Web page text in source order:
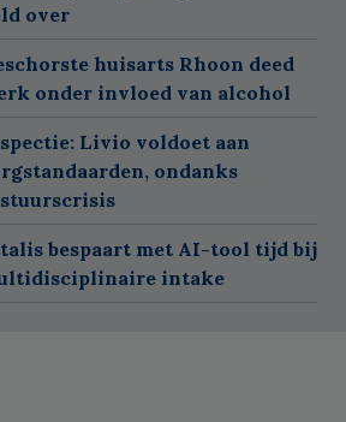
over
huisarts Rhoon deed
onder invloed van alcohol
Livio voldoet aan
ondanks
bespaart met AI-tool tijd bij
intake